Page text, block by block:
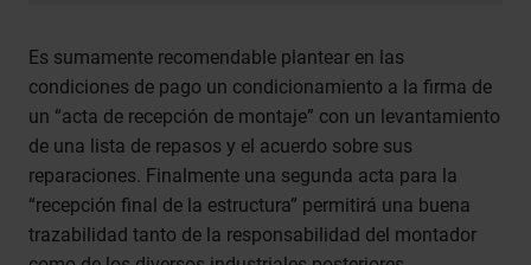
Es sumamente recomendable plantear en las
condiciones de pago un condicionamiento a la firma de
un “acta de recepción de montaje” con un levantamiento
de una lista de repasos y el acuerdo sobre sus
reparaciones. Finalmente una segunda acta para la
“recepción final de la estructura” permitirá una buena
trazabilidad tanto de la responsabilidad del montador